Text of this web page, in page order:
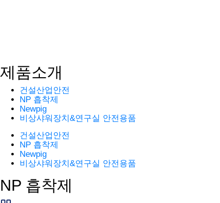
제품소개
건설산업안전
NP 흡착제
Newpig
비상샤워장치&연구실 안전용품
건설산업안전
NP 흡착제
Newpig
비상샤워장치&연구실 안전용품
NP 흡착제